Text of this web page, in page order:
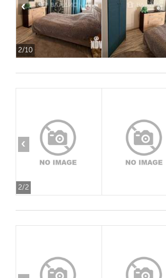
2/10
‹
2/2
‹